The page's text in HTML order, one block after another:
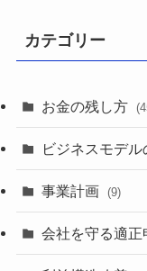
カテゴリー
お金の残し方
ビジネスモデル
事業計画 (9)
会社を守る適正